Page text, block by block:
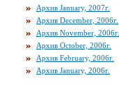
Архив January, 2007г.
Архив December, 2006г.
Архив November, 2006г.
Архив October, 2006г.
Архив February, 2006г.
Архив January, 2006г.